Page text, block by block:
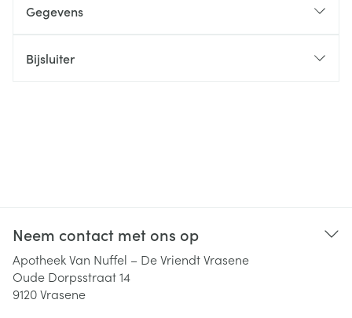
Gegevens
Bijsluiter
Neem contact met ons op
Apotheek Van Nuffel – De Vriendt Vrasene
Oude Dorpsstraat 14
9120Vrasene